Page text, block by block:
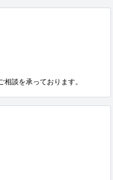
談を承っております。